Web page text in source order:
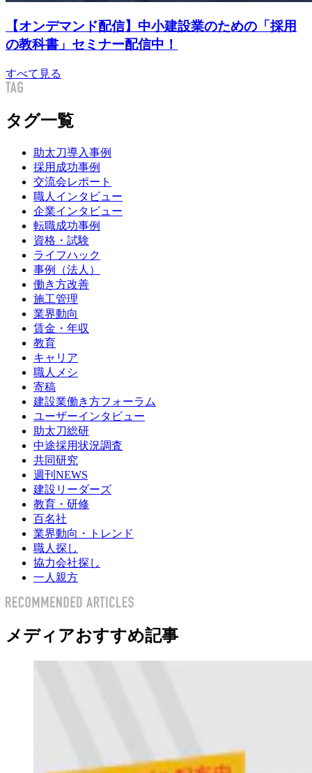
【オンデマンド配信】中小建設業のための「採用
の教科書」セミナー配信中！
すべて見る
タグ一覧
助太刀導入事例
採用成功事例
交流会レポート
職人インタビュー
企業インタビュー
転職成功事例
資格・試験
ライフハック
事例（法人）
働き方改善
施工管理
業界動向
賃金・年収
教育
キャリア
職人メシ
寄稿
建設業働き方フォーラム
ユーザーインタビュー
助太刀総研
中途採用状況調査
共同研究
週刊NEWS
建設リーダーズ
教育・研修
百名社
業界動向・トレンド
職人探し
協力会社探し
一人親方
メディアおすすめ記事